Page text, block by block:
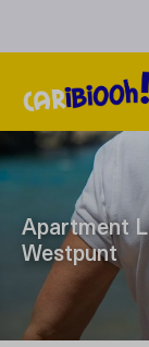
Apartment
Westpunt